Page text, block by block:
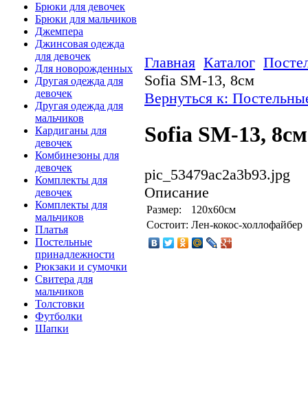
Брюки для девочек
Брюки для мальчиков
Джемпера
Джинсовая одежда
для девочек
Для новорожденных
Другая одежда для
девочек
Другая одежда для
мальчиков
Кардиганы для
девочек
Комбинезоны для
девочек
Комплекты для
девочек
Комплекты для
мальчиков
Платья
Постельные
принадлежности
Рюкзаки и сумочки
Свитера для
мальчиков
Толстовки
Футболки
Шапки
Главная Каталог
Sofia SM-13, 8см
Вернуться к:
Sofia SM-13, 8см
pic_53479ac2a3b93.jpg
Описание
Размер:
120х60см
Состоит: Лен-кокос-холлофайбер